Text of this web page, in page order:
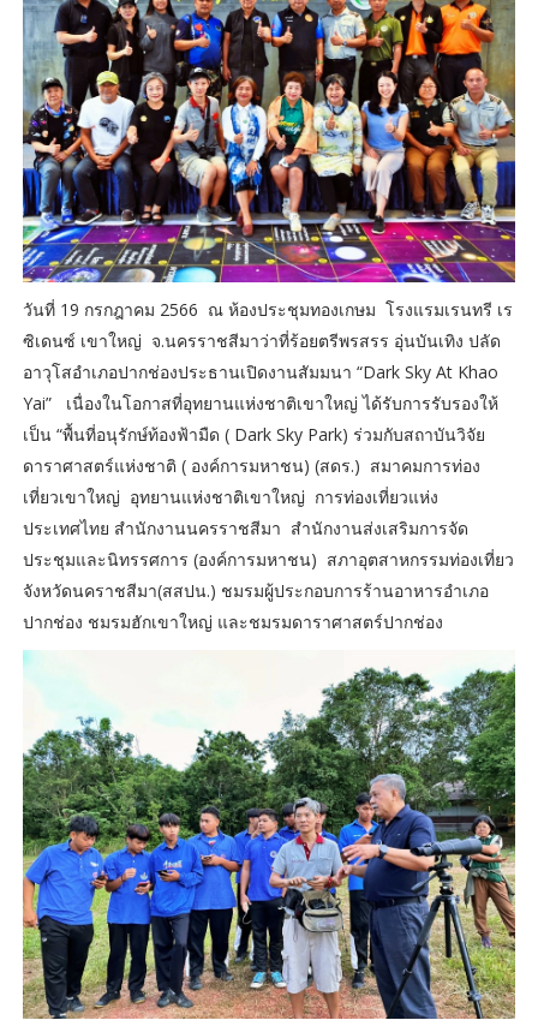
วันที่ 19 กรกฎาคม 2566 ณ ห้องประชุมทองเกษม โรงแรมเรนทรี เร
ซิเดนซ์ เขาใหญ่ จ.นครราชสีมาว่าที่ร้อยตรีพรสรร อุ่นบันเทิง ปลัด
อาวุโสอำเภอปากช่องประธานเปิดงานสัมมนา “Dark Sky At Khao
Yai” เนื่องในโอกาสที่อุทยานแห่งชาติเขาใหญ่ ได้รับการรับรองให้
เป็น “พื้นที่อนุรักษ์ท้องฟ้ามืด ( Dark Sky Park) ร่วมกับสถาบันวิจัย
ดาราศาสตร์แห่งชาติ ( องค์การมหาชน) (สดร.) สมาคมการท่อง
เที่ยวเขาใหญ่ อุทยานแห่งชาติเขาใหญ่ การท่องเที่ยวแห่ง
ประเทศไทย สำนักงานนครราชสีมา สำนักงานส่งเสริมการจัด
ประชุมและนิทรรศการ (องค์การมหาชน) สภาอุตสาหกรรมท่องเที่ยว
จังหวัดนคราชสีมา(สสปน.) ชมรมผู้ประกอบการร้านอาหารอำเภอ
ปากช่อง ชมรมฮักเขาใหญ่ และชมรมดาราศาสตร์ปากช่อง